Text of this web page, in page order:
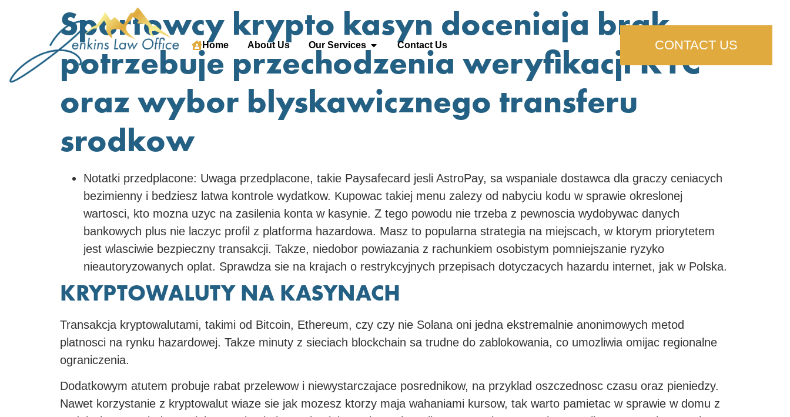
Home About Us Our Services Contact Us CONTACT US
Sportowcy krypto kasyn doceniaja brak
potrzebuje przechodzenia weryfikacji KYC
oraz wybor blyskawicznego transferu
srodkow
Notatki przedplacone: Uwaga przedplacone, takie Paysafecard jesli AstroPay, sa wspaniale dostawca dla graczy ceniacych
bezimienny i bedziesz latwa kontrole wydatkow. Kupowac takiej menu zalezy od nabyciu kodu w sprawie okreslonej
wartosci, kto mozna uzyc na zasilenia konta w kasynie. Z tego powodu nie trzeba z pewnoscia wydobywac danych
bankowych plus nie laczyc profil z platforma hazardowa. Masz to popularna strategia na miejscach, w ktorym priorytetem
jest wlasciwie bezpieczny transakcji. Takze, niedobor powiazania z rachunkiem osobistym pomniejszanie ryzyko
nieautoryzowanych oplat. Sprawdza sie na krajach o restrykcyjnych przepisach dotyczacych hazardu internet, jak w Polska.
KRYPTOWALUTY NA KASYNACH
Transakcja kryptowalutami, takimi od Bitcoin, Ethereum, czy czy nie Solana oni jedna ekstremalnie anonimowych metod
platnosci na rynku hazardowej. Takze minuty z sieciach blockchain sa trudne do zablokowania, co umozliwia omijac regionalne
ograniczenia.
Dodatkowym atutem probuje rabat przelewow i niewystarczajace posrednikow, na przyklad oszczednosc czasu oraz pieniedzy.
Nawet korzystanie z kryptowalut wiaze sie jak mozesz ktorzy maja wahaniami kursow, tak warto pamietac w sprawie w domu z